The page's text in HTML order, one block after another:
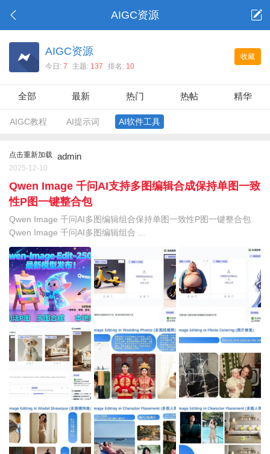
AIGC资源
收藏
AIGC资源
今日: 7 主题: 137 排名: 10
全部 最新 热门 热帖 精华
AIGC教程 AI提示词 AI软件工具
点击重新加载 admin
2025-12-10
Qwen Image 千问AI支持多图编辑合成保持单图一致
性P图一键整合包
Qwen Image 千问AI多图编辑组合保持单图一致性P图一键整合包
Qwen Image 千问AI多图编辑组合 ...